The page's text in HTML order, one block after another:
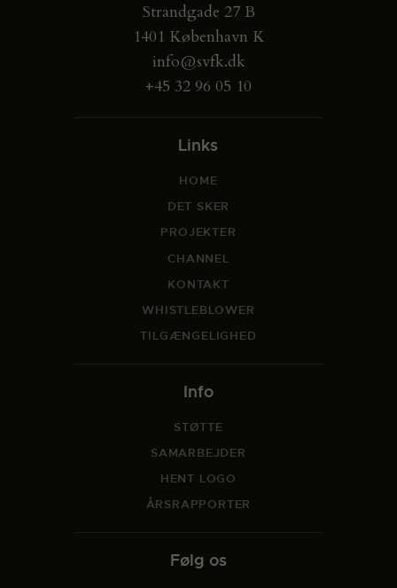
Strandgade 27 B
1401 København K
info@svfk.dk
+45 32 96 05 10
Links
HOME
DET SKER
PROJEKTER
CHANNEL
KONTAKT
WHISTLEBLOWER
TILGÆNGELIGHED
Info
STØTTE
SAMARBEJDER
HENT LOGO
ÅRSRAPPORTER
Følg os